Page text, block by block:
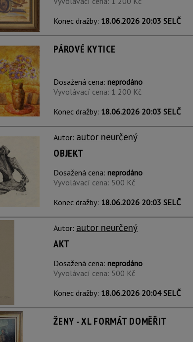
Konec dražby: 18.06.2026 20:03 SELČ
PÁROVÉ KYTICE
Dosažená cena:neprodáno
Vyvolávací cena: 1 200 Kč
Konec dražby: 18.06.2026 20:03 SELČ
Autor: autor neurčený
OBJEKT
Dosažená cena:neprodáno
Vyvolávací cena: 500 Kč
Konec dražby: 18.06.2026 20:03 SELČ
Autor: autor neurčený
AKT
Dosažená cena:neprodáno
Vyvolávací cena: 500 Kč
Konec dražby: 18.06.2026 20:04 SELČ
ŽENY - XL FORMÁT DOMĚŘIT